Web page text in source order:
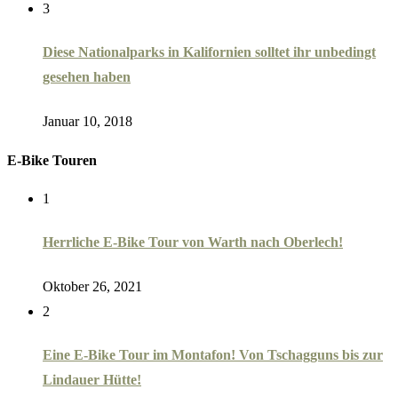
3
Diese Nationalparks in Kalifornien solltet ihr unbedingt
gesehen haben
Januar 10, 2018
E-Bike Touren
1
Herrliche E-Bike Tour von Warth nach Oberlech!
Oktober 26, 2021
2
Eine E-Bike Tour im Montafon! Von Tschagguns bis zur
Lindauer Hütte!